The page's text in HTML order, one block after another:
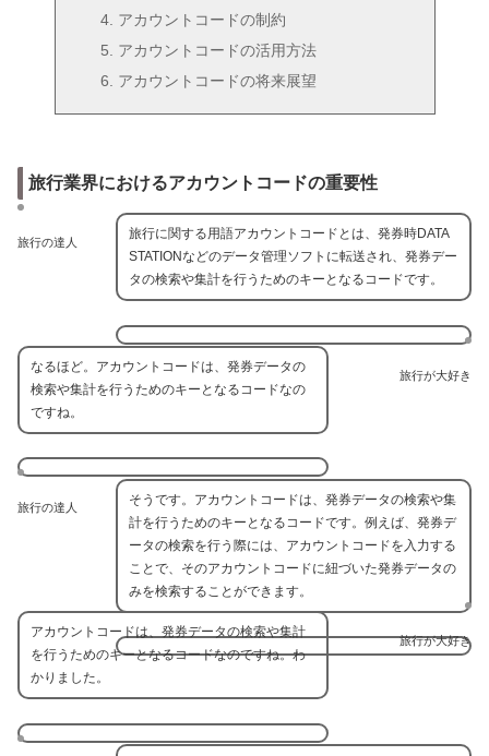
アカウントコードの制約
アカウントコードの活用方法
アカウントコードの将来展望
旅行業界におけるアカウントコードの重要性
旅行の達人
旅行に関する用語アカウントコードとは、発券時DATA
STATIONなどのデータ管理ソフトに転送され、発券デー
タの検索や集計を行うためのキーとなるコードです。
旅行が大好き
なるほど。アカウントコードは、発券データの
検索や集計を行うためのキーとなるコードなの
ですね。
旅行の達人
そうです。アカウントコードは、発券データの検索や集
計を行うためのキーとなるコードです。例えば、発券デ
ータの検索を行う際には、アカウントコードを入力する
ことで、そのアカウントコードに紐づいた発券データの
みを検索することができます。
旅行が大好き
アカウントコードは、発券データの検索や集計
を行うためのキーとなるコードなのですね。わ
かりました。